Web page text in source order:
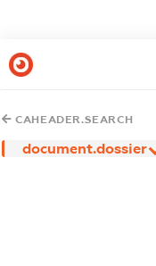
CAHEADER.SEARCH
document.dossier